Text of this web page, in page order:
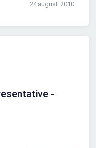
24 augusti 2010
-